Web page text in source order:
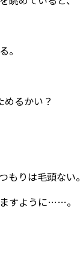
。
るかい？
もりは毛頭ない。
すように……。